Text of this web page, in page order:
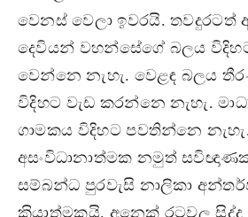
වෙනස් වෙලා ඉවරයි.
දෙවියන් වහන්සේගේ බලය
වෙන්නෙ නැහැ. වෙළඳ බලය
විදිහට වැඩ කරන්නෙ නැහැ.
ගාමකය විදිහට පවතින්නෙ
අසංවිධානාත්මක නමුත්
සම්බන්ධ පුරවැසි නාලිකා
ක‍්‍රියාත්මකයි. අනෙක් රටවල